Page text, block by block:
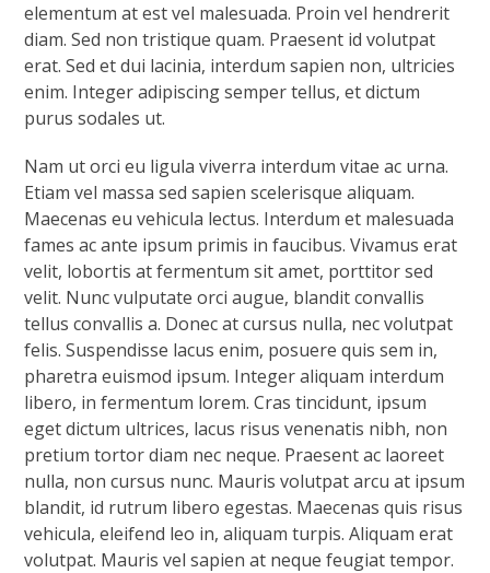
elementum at est vel malesuada. Proin vel hendrerit
diam. Sed non tristique quam. Praesent id volutpat
erat. Sed et dui lacinia, interdum sapien non, ultricies
enim. Integer adipiscing semper tellus, et dictum
purus sodales ut.
Nam ut orci eu ligula viverra interdum vitae ac urna.
Etiam vel massa sed sapien scelerisque aliquam.
Maecenas eu vehicula lectus. Interdum et malesuada
fames ac ante ipsum primis in faucibus. Vivamus erat
velit, lobortis at fermentum sit amet, porttitor sed
velit. Nunc vulputate orci augue, blandit convallis
tellus convallis a. Donec at cursus nulla, nec volutpat
felis. Suspendisse lacus enim, posuere quis sem in,
pharetra euismod ipsum. Integer aliquam interdum
libero, in fermentum lorem. Cras tincidunt, ipsum
eget dictum ultrices, lacus risus venenatis nibh, non
pretium tortor diam nec neque. Praesent ac laoreet
nulla, non cursus nunc. Mauris volutpat arcu at ipsum
blandit, id rutrum libero egestas. Maecenas quis risus
vehicula, eleifend leo in, aliquam turpis. Aliquam erat
volutpat. Mauris vel sapien at neque feugiat tempor.